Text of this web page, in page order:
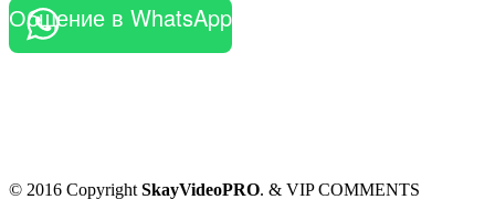
Общение в WhatsApp
© 2016 Copyright SkayVideoPRO. & VIP COMMENTS